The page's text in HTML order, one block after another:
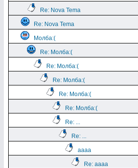
Re: Nova Tema
Re: Nova Tema
Молба:(
Re: Молба:(
Re: Молба:(
Re: Молба:(
Re: Молба:(
Re: Молба:(
Re: ...
Re: ...
aaaa
Re: aaaa